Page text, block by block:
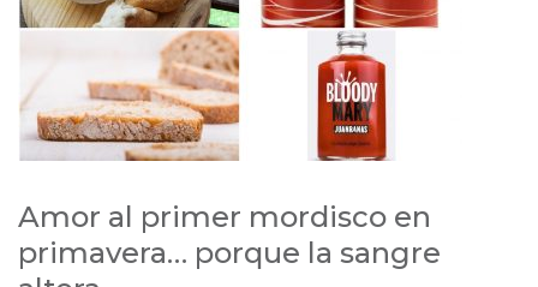
Amor al primer mordisco en
primavera… porque la sangre